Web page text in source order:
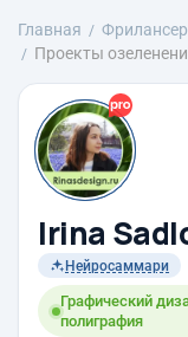
Главная
Проекты
Irina
Нейросаммари
Графический
полиграфия